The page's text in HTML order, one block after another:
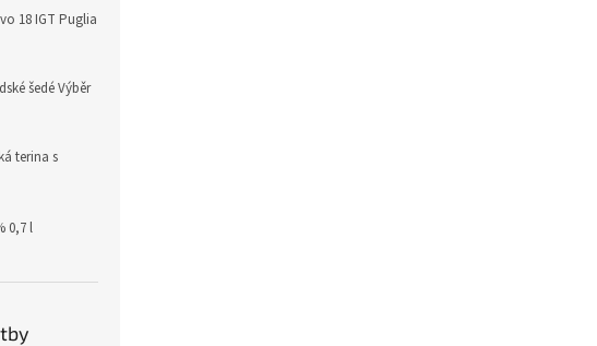
18 IGT Puglia
šedé Výběr
terina s
0,7 l